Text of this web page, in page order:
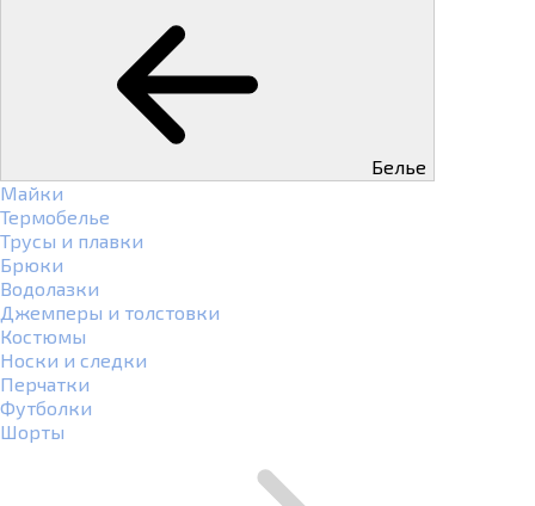
Белье
Майки
Термобелье
Трусы и плавки
Брюки
Водолазки
Джемперы и толстовки
Костюмы
Носки и следки
Перчатки
Футболки
Шорты